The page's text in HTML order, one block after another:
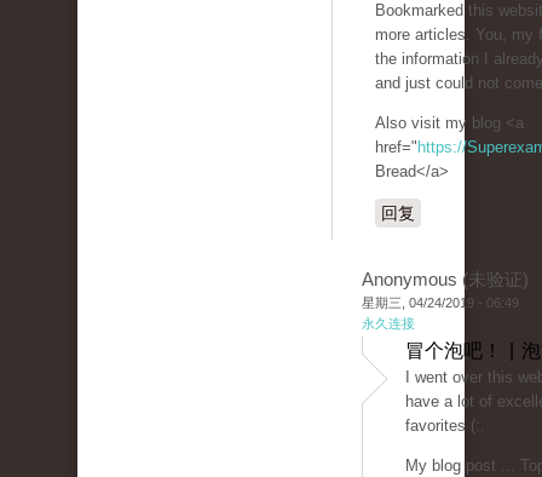
Bookmarked this
more articles. You, my
the information I
and just could not
Also visit my blog <a
href=" https://
Bread</a>
回复
Anonymous (未验证)
星期三, 04/24/2019 - 06:49
永久连接
冒个泡吧！ |
I went over this
have a lot of
favorites (:.
My blog post ...